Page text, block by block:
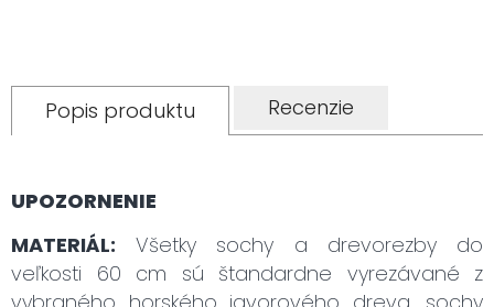
Popis produktu Recenzie
UPOZORNENIE
MATERIÁL: Všetky sochy a drevorezby do
veľkosti 60 cm sú štandardne vyrezávané z